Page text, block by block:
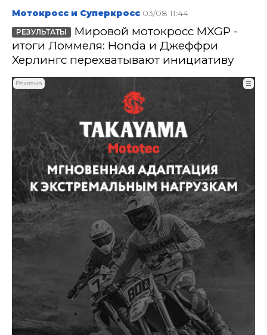
Мотокросс и Суперкросс 03/08 11:44
РЕЗУЛЬТАТЫ
Мировой мотокросс MXGP -
итоги Ломмеля: Honda и Джеффри
Херлингс перехватывают инициативу
Реклама ☰